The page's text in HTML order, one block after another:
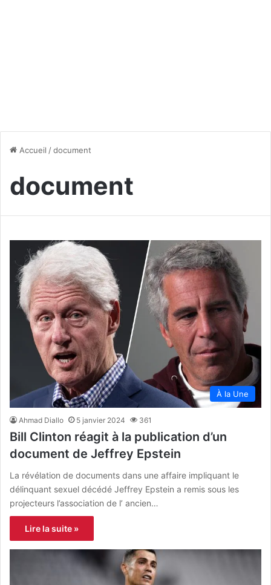
Accueil /document
document
À la Une
Ahmad Diallo 5 janvier 2024 361
Bill Clinton réagit à la publication d’un
document de Jeffrey Epstein
La révélation de documents dans une affaire impliquant le
délinquant sexuel décédé Jeffrey Epstein a remis sous les
projecteurs l’association de l’ ancien…
Lire la suite »